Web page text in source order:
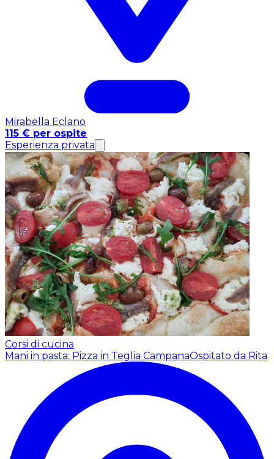
Mirabella Eclano
115 € per ospite
Esperienza privata
Corsi di cucina
Mani in pasta: Pizza in Teglia CampanaOspitato da Rita